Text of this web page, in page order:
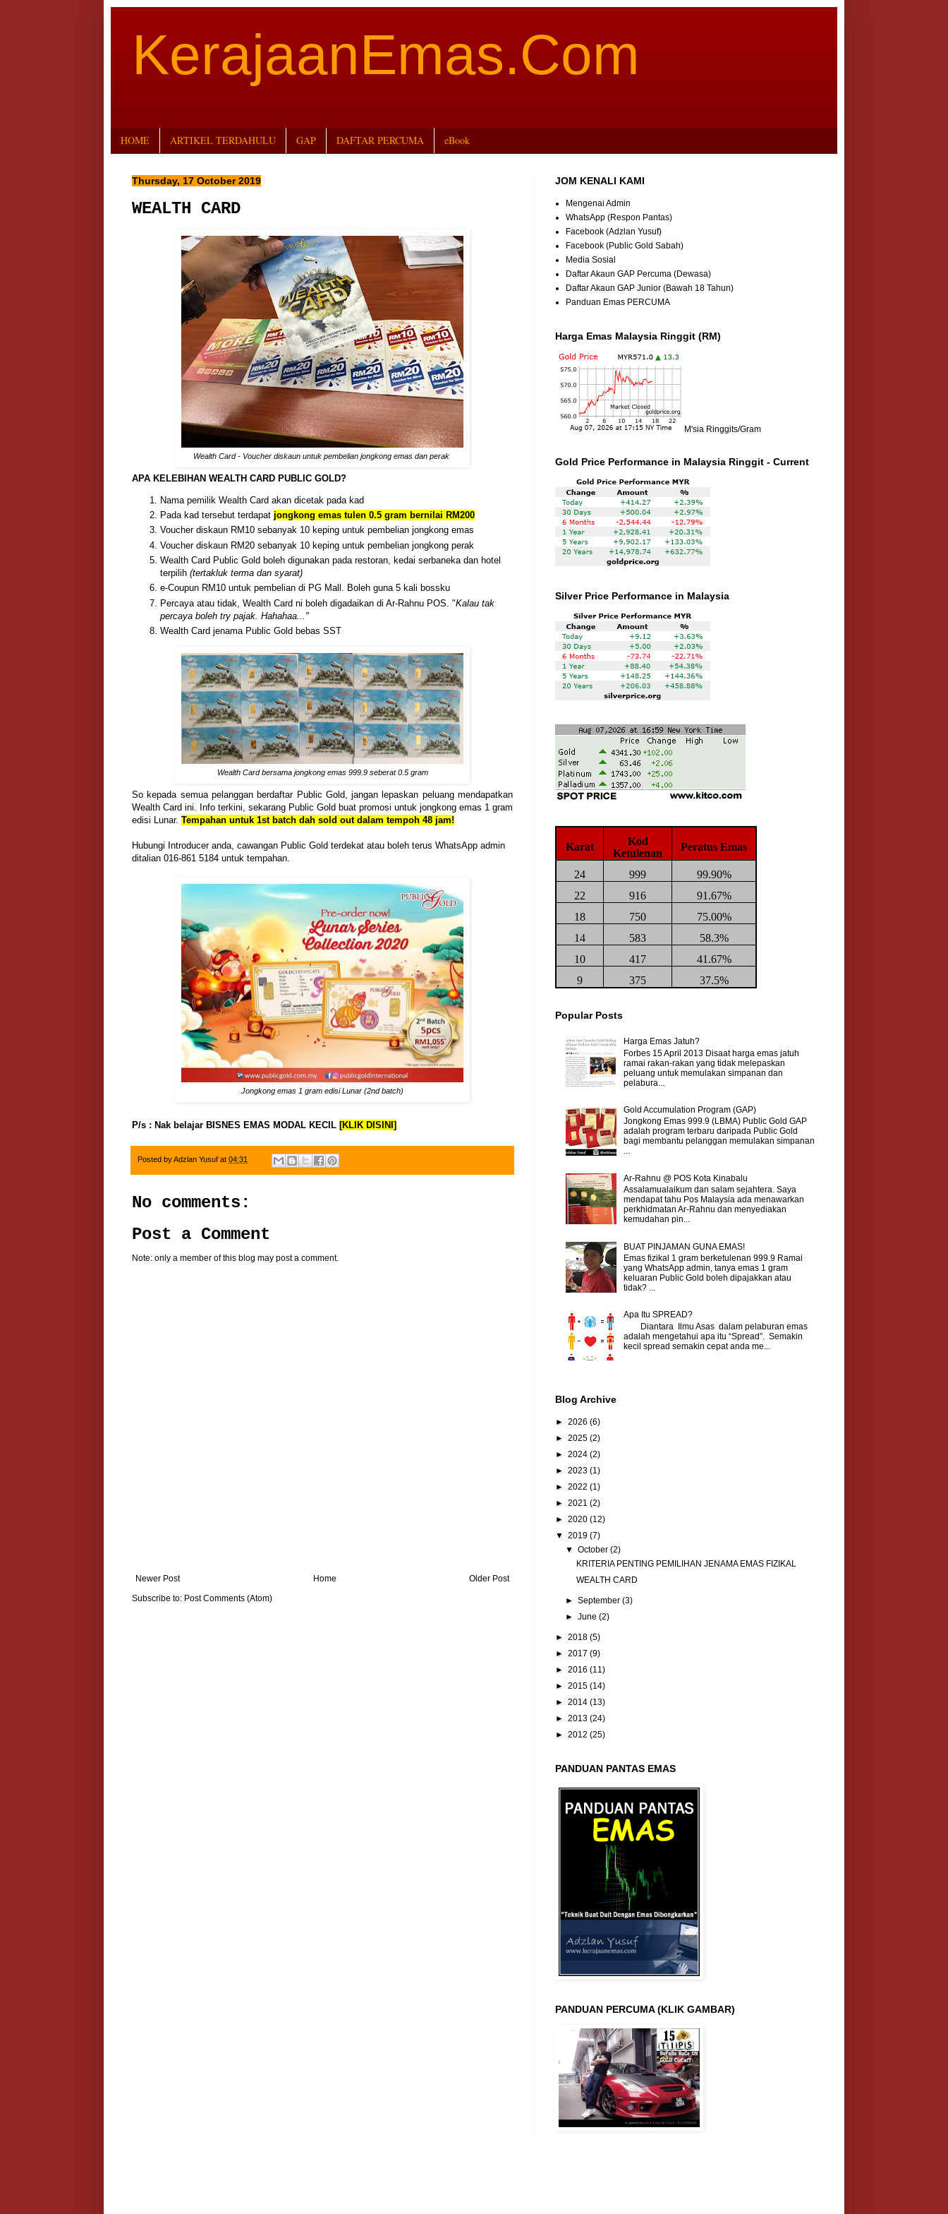
KerajaanEmas.Com
HOME ARTIKEL TERDAHULU GAP DAFTAR PERCUMA eBook
Thursday, 17 October 2019
WEALTH CARD
Wealth Card - Voucher diskaun untuk pembelian jongkong emas dan perak
APA KELEBIHAN WEALTH CARD PUBLIC GOLD?
Nama pemilik Wealth Card akan dicetak pada kad
Pada kad tersebut terdapat jongkong emas tulen 0.5 gram bernilai RM200
Voucher diskaun RM10 sebanyak 10 keping untuk pembelian jongkong emas
Voucher diskaun RM20 sebanyak 10 keping untuk pembelian jongkong perak
Wealth Card Public Gold boleh digunakan pada restoran, kedai serbaneka dan hotel
terpilih (tertakluk terma dan syarat)
e-Coupun RM10 untuk pembelian di PG Mall. Boleh guna 5 kali bossku
Percaya atau tidak, Wealth Card ni boleh digadaikan di Ar-Rahnu POS. "Kalau tak
percaya boleh try pajak. Hahahaa..."
Wealth Card jenama Public Gold bebas SST
Wealth Card bersama jongkong emas 999.9 seberat 0.5 gram
So kepada semua pelanggan berdaftar Public Gold, jangan lepaskan peluang mendapatkan
Wealth Card ini. Info terkini, sekarang Public Gold buat promosi untuk jongkong emas 1 gram
edisi Lunar. Tempahan untuk 1st batch dah sold out dalam tempoh 48 jam!
Hubungi Introducer anda, cawangan Public Gold terdekat atau boleh terus WhatsApp admin
ditalian 016-861 5184 untuk tempahan.
Jongkong emas 1 gram edisi Lunar (2nd batch)
P/s : Nak belajar BISNES EMAS MODAL KECIL [KLIK DISINI]
Posted byAdzlan Yusuf at 04:31
No comments:
Post a Comment
Note: only a member of this blog may post a comment.
Newer Post Older Post
Home
Subscribe to: Post Comments (Atom)
JOM KENALI KAMI
Mengenai Admin
WhatsApp (Respon Pantas)
Facebook (Adzlan Yusuf)
Facebook (Public Gold Sabah)
Media Sosial
Daftar Akaun GAP Percuma (Dewasa)
Daftar Akaun GAP Junior (Bawah 18 Tahun)
Panduan Emas PERCUMA
Harga Emas Malaysia Ringgit (RM)
M'sia Ringgits/Gram
Gold Price Performance in Malaysia Ringgit - Current
Silver Price Performance in Malaysia
Karat
Kod
Ketulenan
Peratus Emas
24 999
99.90%
22
916
91.67%
18
750
75.00%
14
583
58.3%
10
417
41.67%
9
375 37.5%
Popular Posts
Harga Emas Jatuh?
Forbes 15 April 2013 Disaat harga emas jatuh
ramai rakan-rakan yang tidak melepaskan
peluang untuk memulakan simpanan dan
pelabura...
Gold Accumulation Program (GAP)
Jongkong Emas 999.9 (LBMA) Public Gold GAP
adalah program terbaru daripada Public Gold
bagi membantu pelanggan memulakan simpanan
...
Ar-Rahnu @ POS Kota Kinabalu
Assalamualaikum dan salam sejahtera. Saya
mendapat tahu Pos Malaysia ada menawarkan
perkhidmatan Ar-Rahnu dan menyediakan
kemudahan pin...
BUAT PINJAMAN GUNA EMAS!
Emas fizikal 1 gram berketulenan 999.9 Ramai
yang WhatsApp admin, tanya emas 1 gram
keluaran Public Gold boleh dipajakkan atau
tidak? ...
Apa Itu SPREAD?
Diantara Ilmu Asas dalam pelaburan emas
adalah mengetahui apa itu “Spread”. Semakin
kecil spread semakin cepat anda me...
Blog Archive
► 2026 (6)
► 2025 (2)
► 2024 (2)
► 2023 (1)
► 2022 (1)
► 2021 (2)
► 2020 (12)
▼ 2019 (7)
▼October(2)
KRITERIA PENTING PEMILIHAN JENAMA EMAS FIZIKAL
WEALTH CARD
►September(3)
►June(2)
► 2018 (5)
► 2017 (9)
► 2016 (11)
► 2015 (14)
► 2014 (13)
► 2013 (24)
► 2012 (25)
PANDUAN PANTAS EMAS
PANDUAN PERCUMA (KLIK GAMBAR)